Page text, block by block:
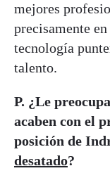
mejores
precisamente
tecnología
talento.
P. ¿Le
acaben con el
posición de
desatado?